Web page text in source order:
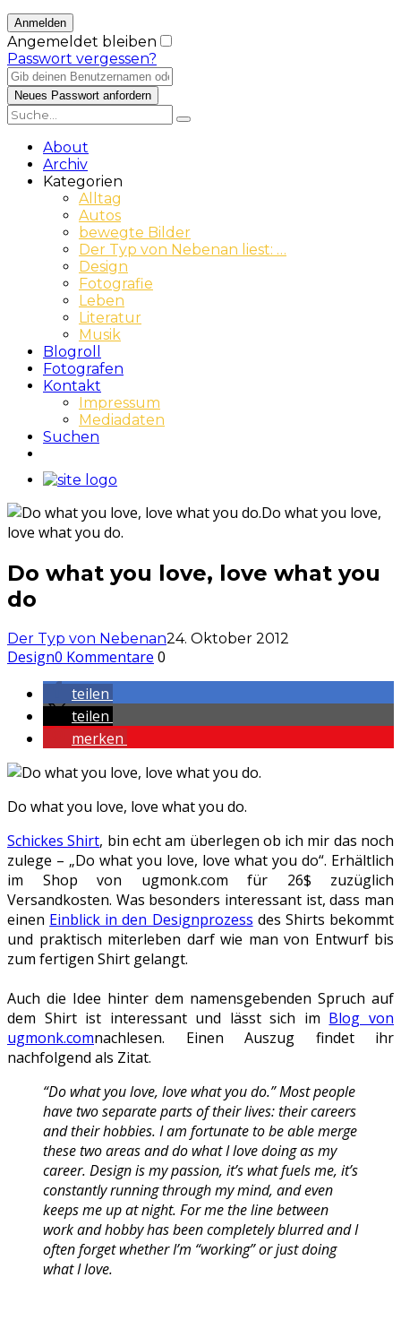
Angemeldet bleiben
Passwort vergessen?
About
Archiv
Kategorien
Alltag
Autos
bewegte Bilder
Der Typ von Nebenan liest: …
Design
Fotografie
Leben
Literatur
Musik
Blogroll
Fotografen
Kontakt
Impressum
Mediadaten
Suchen
Do what you love,
love what you do.
Do what you love, love what you
do
Der Typ von Nebenan24. Oktober 2012
Design0 Kommentare 0
teilen
teilen
merken
Do what you love, love what you do.
Schickes Shirt, bin echt am überlegen ob ich mir das noch
zulege – „Do what you love, love what you do“. Erhältlich
im Shop von ugmonk.com für 26$ zuzüglich
Versandkosten. Was besonders interessant ist, dass man
einen Einblick in den Designprozess des Shirts bekommt
und praktisch miterleben darf wie man von Entwurf bis
zum fertigen Shirt gelangt.
Auch die Idee hinter dem namensgebenden Spruch auf
dem Shirt ist interessant und lässt sich im Blog von
ugmonk.comnachlesen. Einen Auszug findet ihr
nachfolgend als Zitat.
“Do what you love, love what you do.” Most people
have two separate parts of their lives: their careers
and their hobbies. I am fortunate to be able merge
these two areas and do what I love doing as my
career. Design is my passion, it’s what fuels me, it’s
constantly running through my mind, and even
keeps me up at night. For me the line between
work and hobby has been completely blurred and I
often forget whether I’m “working” or just doing
what I love.